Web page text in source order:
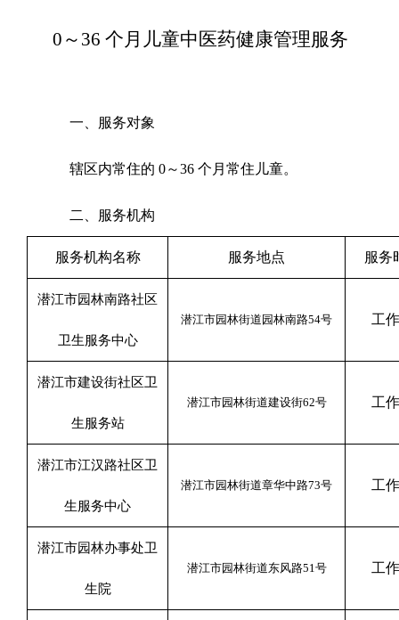
0 ～ 36 个月儿童中医药健康管理服务
一、服务对象
辖区内常住的 0～36 个月常住儿童。
二、服务机构
服务机构名称 服务地点 服务
潜江市园林南路社区
卫生服务中心
潜江市园林街道园林南路54号 工
潜江市建设街社区卫
生服务站
潜江市园林街道建设街62号 工
潜江市江汉路社区卫
生服务中心
潜江市园林街道章华中路73号 工
潜江市园林办事处卫
生院
潜江市园林街道东风路51 号 工